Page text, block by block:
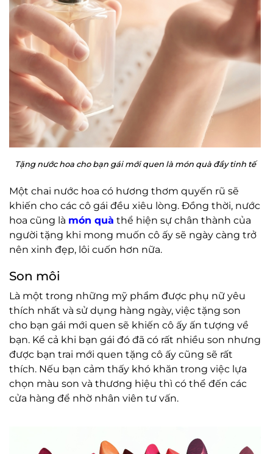
Tặng nước hoa cho bạn gái mới quen là món quà đầy tinh tế
Một chai nước hoa có hương thơm quyến rũ sẽ
khiến cho các cô gái đều xiêu lòng. Đồng thời, nước
hoa cũng là món quà thể hiện sự chân thành của
người tặng khi mong muốn cô ấy sẽ ngày càng trở
nên xinh đẹp, lôi cuốn hơn nữa.
Son môi
Là một trong những mỹ phẩm được phụ nữ yêu
thích nhất và sử dụng hàng ngày, việc tặng son
cho bạn gái mới quen sẽ khiến cô ấy ấn tượng về
bạn. Kể cả khi bạn gái đó đã có rất nhiều son nhưng
được bạn trai mới quen tặng cô ấy cũng sẽ rất
thích. Nếu bạn cảm thấy khó khăn trong việc lựa
chọn màu son và thương hiệu thì có thể đến các
cửa hàng để nhờ nhân viên tư vấn.